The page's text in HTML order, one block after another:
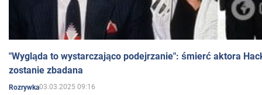
"Wygląda to wystarczająco podejrzanie": śmierć aktora
zostanie zbadana
Rozrywka03.03.2025 09:16